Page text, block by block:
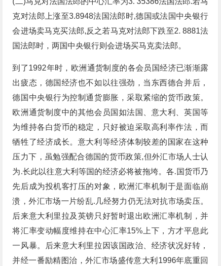
克对法郎上涨至3.8948法国法郎时,德国或法国中央银行
会进场卖马克买法郎,反之若马克对法郎下跌至2. 8881法
国法郎时，两国中央银行则会进场买马克卖法郎。
到了1992年时，欧洲通货制度的各会员国经济已渐渐露
出疲态，德国经济也不如以往强劲，当东西德合并后，
德国中央银行为控制通货膨胀，采取紧缩的货币政策。
欧洲通货制度中的其他会员国如法国、意大利、英国等
为维持各白货币的稳定，只好被迫采取高利率作法，而
牺牲了经济成长。意大利等经济体制较差的国家在这种
压力下，虽勉强配合德国的货币政策,但外汇市场人士认
为.长此以往意大利等国的经济必将被拖垮。各.国货币乃
先后成为投机客打压的对象，欧洲汇率机制于是面临崩
溃，外汇市场一片纷乱.几经努力仍无法对抗市场卖压。
后来意大利里拉及英镑只好暂时退出欧洲汇率机制，并
将汇率变动幅度维持在中心汇率15%上下，方才平息此
一风暴。后来意大利里拉因该国政治、经济状况好转，
并经一番励精图治，外汇市场盛传意大利1996年底重回